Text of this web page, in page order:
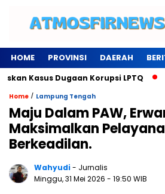
HOME PROVINSI DAERAH
Kasus Dugaan Korupsi LPTQ
Home / Lampung Tengah
Maju Dalam PAW,
Maksimalkan
Berkeadilan.
Wahyudi- Jurnalis
Minggu, 31 Mei 2026 - 19:50 WIB